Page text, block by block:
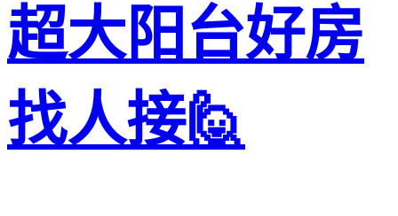
超大阳台好房
找人接🙋